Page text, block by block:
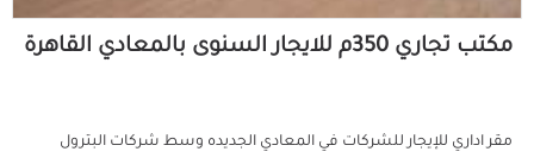
مكتب تجاري 350م للايجار السنوى بالمعادي القاهرة
مقر اداري للإيجار للشركات في المعادي الجديده وسط شركات البترول